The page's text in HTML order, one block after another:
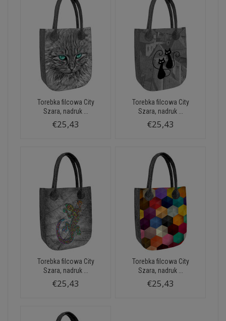
Torebka filcowa City
Szara, nadruk ...
€25,43
Torebka filcowa City
Szara, nadruk ...
€25,43
Torebka filcowa City
Szara, nadruk ...
€25,43
Torebka filcowa City
Szara, nadruk ...
€25,43